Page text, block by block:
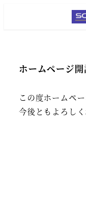
ホームページ
この度ホームペ
今後ともよろしく